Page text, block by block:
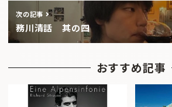
次の記事
務川清話 其の四
おすすめ記事